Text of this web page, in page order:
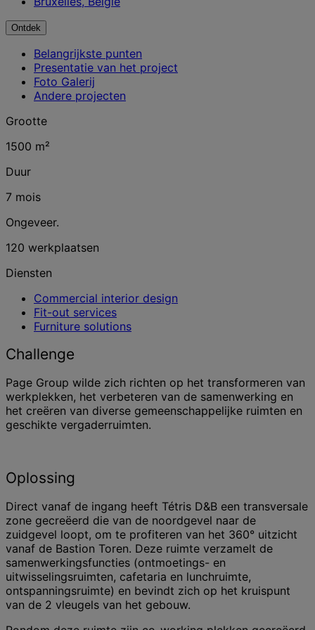
Ontdek
Belangrijkste punten
Presentatie van het project
Foto Galerij
Andere projecten
Grootte
1500 m²
Duur
7 mois
Ongeveer.
120 werkplaatsen
Diensten
Commercial interior design
Fit-out services
Furniture solutions
Challenge
Page Group wilde zich richten op het transformeren van
werkplekken, het verbeteren van de samenwerking en
het creëren van diverse gemeenschappelijke ruimten en
geschikte vergaderruimten.
Oplossing
Direct vanaf de ingang heeft Tétris D&B een transversale
zone gecreëerd die van de noordgevel naar de
zuidgevel loopt, om te profiteren van het 360° uitzicht
vanaf de Bastion Toren. Deze ruimte verzamelt de
samenwerkingsfuncties (ontmoetings- en
uitwisselingsruimten, cafetaria en lunchruimte,
ontspanningsruimte) en bevindt zich op het kruispunt
van de 2 vleugels van het gebouw.